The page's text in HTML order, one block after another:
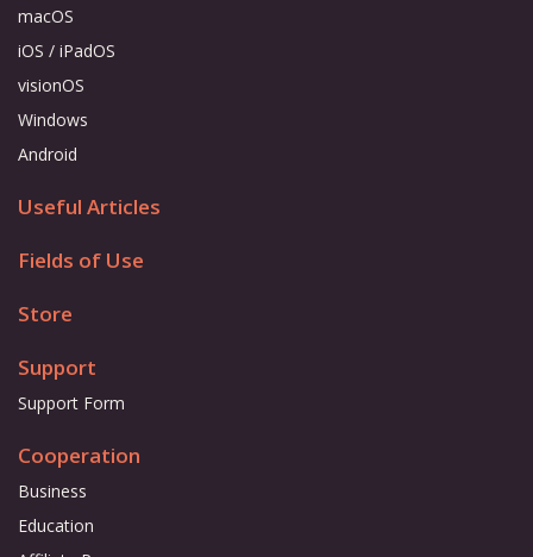
macOS
iOS / iPadOS
visionOS
Windows
Android
Useful Articles
Fields of Use
Store
Support
Support Form
Cooperation
Business
Education